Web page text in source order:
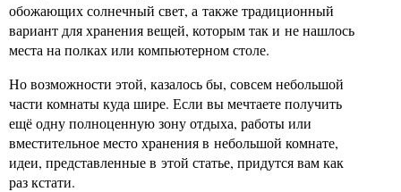
обожающих солнечный свет, а также традиционный
вариант для хранения вещей, которым так и не нашлось
места на полках или компьютерном столе.
Но возможности этой, казалось бы, совсем небольшой
части комнаты куда шире. Если вы мечтаете получить
ещё одну полноценную зону отдыха, работы или
вместительное место хранения в небольшой комнате,
идеи, представленные в этой статье, придутся вам как
раз кстати.